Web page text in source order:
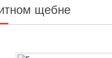
щебне